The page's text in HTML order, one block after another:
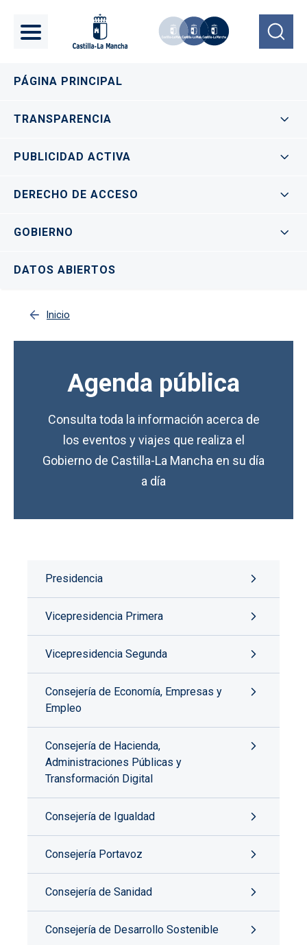
Navegación principal
PÁGINA PRINCIPAL
TRANSPARENCIA
PUBLICIDAD ACTIVA
DERECHO DE ACCESO
GOBIERNO
DATOS ABIERTOS
Inicio
Agenda pública
Consulta toda la información acerca de
los eventos y viajes que realiza el
Gobierno de Castilla-La Mancha en su día
a día
Presidencia
Vicepresidencia Primera
Vicepresidencia Segunda
Consejería de Economía, Empresas y
Empleo
Consejería de Hacienda,
Administraciones Públicas y
Transformación Digital
Consejería de Igualdad
Consejería Portavoz
Consejería de Sanidad
Consejería de Desarrollo Sostenible